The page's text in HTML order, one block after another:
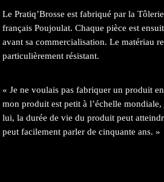
Le Pratiq’Brosse est fabriqué par la
français Poujoulat. Chaque pièce est
avant sa commercialisation. Le matériau
particulièrement résistant.
« Je ne voulais pas fabriquer un produit
mon produit est petit à l’échelle
lui, la durée de vie du produit peut
peut facilement parler de cinquante ans. »